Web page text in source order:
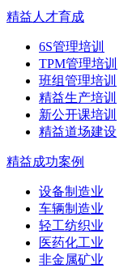
精益人才育成
6S管理培训
TPM管理培训
班组管理培训
精益生产培训
新公开课培训
精益道场建设
精益成功案例
设备制造业
车辆制造业
轻工纺织业
医药化工业
非金属矿业